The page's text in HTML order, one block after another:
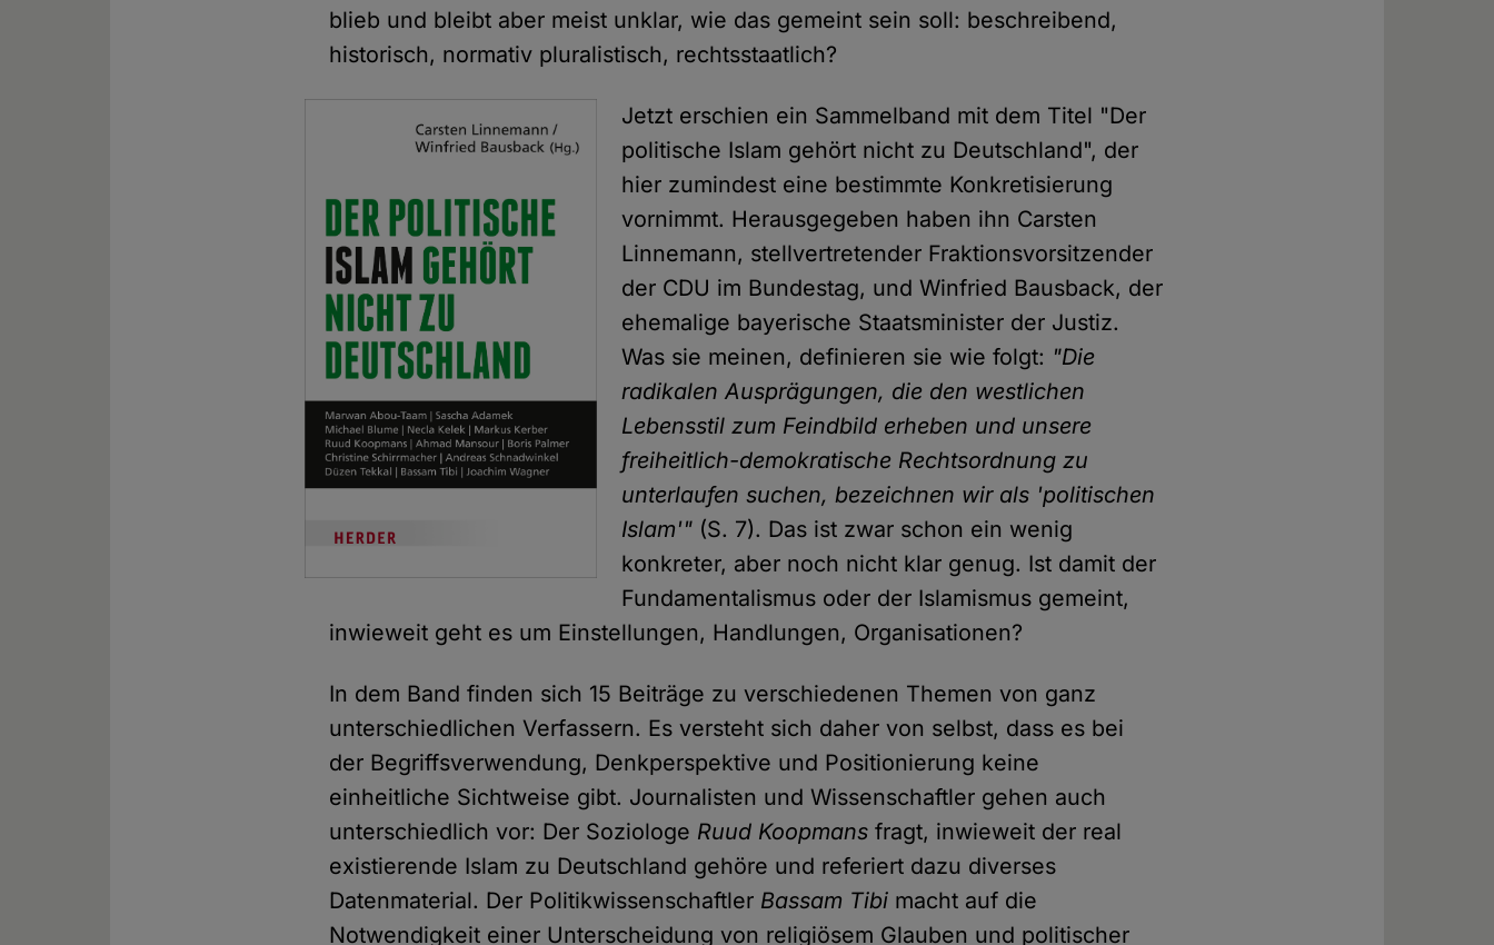
blieb und bleibt aber meist unklar, wie das gemeint sein soll: beschreibend,
historisch, normativ pluralistisch, rechtsstaatlich?
Jetzt erschien ein Sammelband mit dem Titel "Der
politische Islam gehört nicht zu Deutschland", der
hier zumindest eine bestimmte Konkretisierung
vornimmt. Herausgegeben haben ihn Carsten
Linnemann, stellvertretender Fraktionsvorsitzender
der CDU im Bundestag, und Winfried Bausback, der
ehemalige bayerische Staatsminister der Justiz.
Was sie meinen, definieren sie wie folgt: "Die
radikalen Ausprägungen, die den westlichen
Lebensstil zum Feindbild erheben und unsere
freiheitlich-demokratische Rechtsordnung zu
unterlaufen suchen, bezeichnen wir als 'politischen
Islam'" (S. 7). Das ist zwar schon ein wenig
konkreter, aber noch nicht klar genug. Ist damit der
Fundamentalismus oder der Islamismus gemeint,
inwieweit geht es um Einstellungen, Handlungen, Organisationen?
In dem Band finden sich 15 Beiträge zu verschiedenen Themen von ganz
unterschiedlichen Verfassern. Es versteht sich daher von selbst, dass es bei
der Begriffsverwendung, Denkperspektive und Positionierung keine
einheitliche Sichtweise gibt. Journalisten und Wissenschaftler gehen auch
unterschiedlich vor: Der Soziologe Ruud Koopmans fragt, inwieweit der real
existierende Islam zu Deutschland gehöre und referiert dazu diverses
Datenmaterial. Der Politikwissenschaftler Bassam Tibi macht auf die
Notwendigkeit einer Unterscheidung von religiösem Glauben und politischer